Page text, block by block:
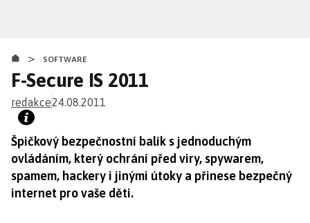
obsahu
> SOFTWARE
F-Secure IS 2011
redakce24.08.2011
Špičkový bezpečnostní balík s jednoduchým
ovládáním, který ochrání před viry, spywarem,
spamem, hackery i jinými útoky a přinese bezpečný
internet pro vaše děti.